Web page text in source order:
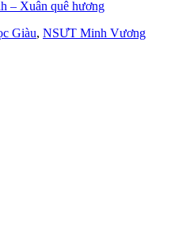
– Xuân quê hương
Giàu, NSƯT Minh Vương